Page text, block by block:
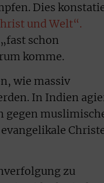
Dies
und Welt“.
schon
komme.
wie massiv
In Indien
gegen
zu